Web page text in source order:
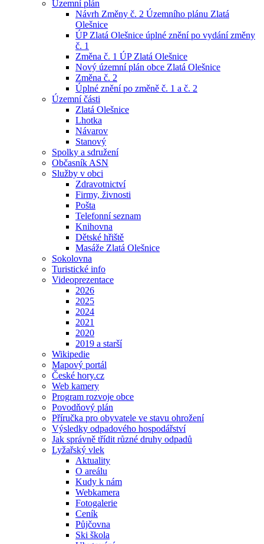
Územní plán
Návrh Změny č. 2 Územního plánu Zlatá
Olešnice
ÚP Zlatá Olešnice úplné znění po vydání změny
č. 1
Změna č. 1 ÚP Zlatá Olešnice
Nový územní plán obce Zlatá Olešnice
Změna č. 2
Úplné znění po změně č. 1 a č. 2
Územní části
Zlatá Olešnice
Lhotka
Návarov
Stanový
Spolky a sdružení
Občasník ASN
Služby v obci
Zdravotnictví
Firmy, živnosti
Pošta
Telefonní seznam
Knihovna
Dětské hřiště
Masáže Zlatá Olešnice
Sokolovna
Turistické info
Videoprezentace
2026
2025
2024
2021
2020
2019 a starší
Wikipedie
Mapový portál
České hory.cz
Web kamery
Program rozvoje obce
Povodňový plán
Příručka pro obyvatele ve stavu ohrožení
Výsledky odpadového hospodářství
Jak správně třídit různé druhy odpadů
Lyžařský vlek
Aktuality
O areálu
Kudy k nám
Webkamera
Fotogalerie
Ceník
Půjčovna
Ski škola